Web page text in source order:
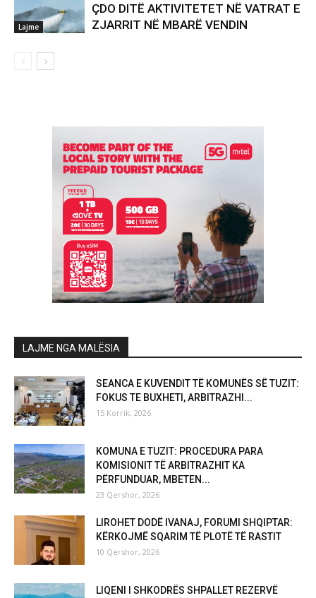
Lajme
ÇDO DITË AKTIVITETET NË VATRAT E
ZJARRIT NË MBARË VENDIN
LAJME NGA MALËSIA
SEANCA E KUVENDIT TË KOMUNËS SË TUZIT:
FOKUS TE BUXHETI, ARBITRAZHI...
15 Korrik, 2026
KOMUNA E TUZIT: PROCEDURA PARA
KOMISIONIT TË ARBITRAZHIT KA
PËRFUNDUAR, MBETEN...
23 Qershor, 2026
LIROHET DODË IVANAJ, FORUMI SHQIPTAR:
KËRKOJMË SQARIM TË PLOTË TË RASTIT
10 Qershor, 2026
LIQENI I SHKODRËS SHPALLET REZERVË